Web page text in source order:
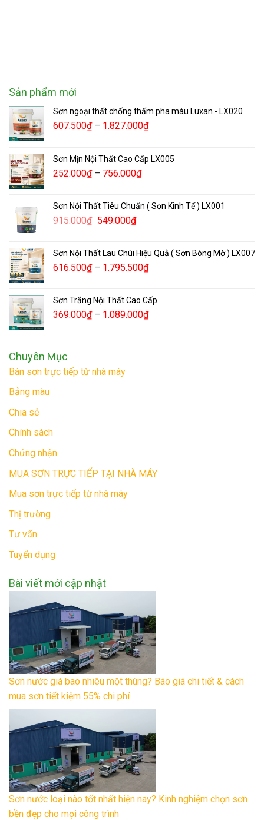
Sản phẩm mới
Sơn ngoại thất chống thấm pha màu Luxan - LX020
607.500₫– 1.827.000₫
Sơn Mịn Nội Thất Cao Cấp LX005
252.000₫– 756.000₫
Sơn Nội Thất Tiêu Chuẩn ( Sơn Kinh Tế ) LX001
915.000₫ 549.000₫
Sơn Nội Thất Lau Chùi Hiệu Quả ( Sơn Bóng Mờ ) LX007
616.500₫– 1.795.500₫
Sơn Trắng Nội Thất Cao Cấp
369.000₫– 1.089.000₫
Chuyên Mục
Bán sơn trực tiếp từ nhà máy
Bảng màu
Chia sẻ
Chính sách
Chứng nhận
MUA SƠN TRỰC TIẾP TẠI NHÀ MÁY
Mua sơn trực tiếp từ nhà máy
Thị trường
Tư vấn
Tuyển dụng
Bài viết mới cập nhật
Sơn nước giá bao nhiêu một thùng? Báo giá chi tiết & cách
mua sơn tiết kiệm 55% chi phí
Sơn nước loại nào tốt nhất hiện nay? Kinh nghiệm chọn sơn
bền đẹp cho mọi công trình